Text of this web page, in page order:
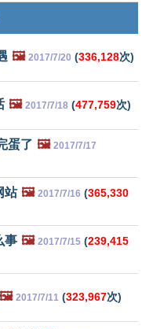
🖼️ 2017/7/20 (336,128次)
🖼️ 2017/7/18 (477,759次)
蛋了 🖼️ 2017/7/17
站 🖼️ 2017/7/16 (365,330
事 🖼️ 2017/7/15 (239,415
🖼️ 2017/7/11 (323,967次)